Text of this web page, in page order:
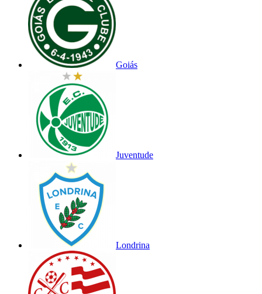
Goiás
Juventude
Londrina